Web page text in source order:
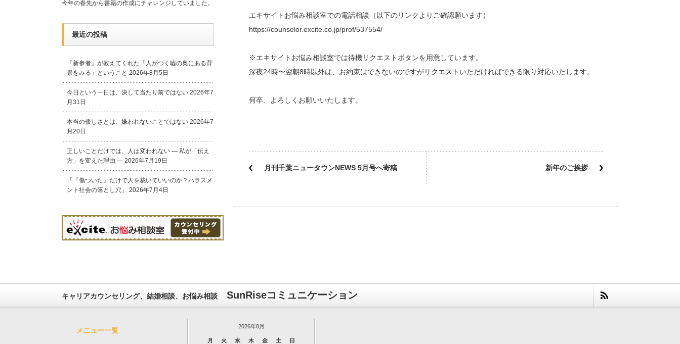
エキサイトお悩み相談室での電話相談（以下のリンクよりご確認願います）
https://counselor.excite.co.jp/prof/537554/
※エキサイトお悩み相談室では待機リクエストボタンを用意しています。
深夜24時〜翌朝8時以外は、お約束はできないのですがリクエストいただければできる限り対応いたします。
何卒、よろしくお願いいたします。
月刊千葉ニュータウンNEWS 5月号へ寄稿 新年のご挨拶
今年の春先から書籍の作成にチャレンジしていました。
最近の投稿
『新参者』が教えてくれた「人がつく嘘の奥にある背
景をみる」ということ 2026年8月5日
今日という一日は、決して当たり前ではない 2026年7
月31日
本当の優しさとは、嫌われないことではない 2026年7
月20日
正しいことだけでは、人は変われない ― 私が「伝え
方」を変えた理由 ― 2026年7月19日
「『傷ついた』だけで人を裁いていいのか？ハラスメ
ント社会の落とし穴」
2026年7月4日
キャリアカウンセリング、結婚相談、お悩み相談 SunRiseコミュニケーション
メニュー一覧 2026年8月
月 火 水 木 金 土 日